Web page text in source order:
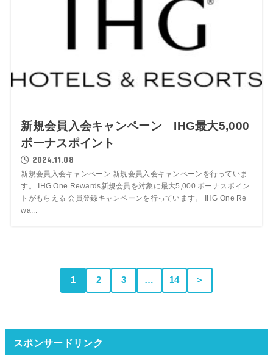
新規会員入会キャンペーン IHG最大5,000
ボーナスポイント
2024.11.08
新規会員入会キャンペーン 新規会員入会キャンペーンを行っていま
す。 IHG One Rewards新規会員を対象に最大5,000 ボーナスポイン
トがもらえる 会員登録キャンペーンを行っています。 IHG One Re
wa...
1 2 3 … 14 ＞
スポンサードリンク